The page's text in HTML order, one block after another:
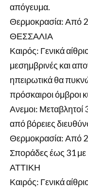
απόγευμα.
Θερμοκρασία: Από
ΘΕΣΣΑΛΙΑ
Καιρός: Γενικά
μεσημβρινές και
ηπειρωτικά θα
πρόσκαιροι όμβροι
Ανεμοι: Μεταβλητοί
από βόρειες
Θερμοκρασία: Από
Σποράδες έως 31
ΑΤΤΙΚΗ
Καιρός: Γενικά